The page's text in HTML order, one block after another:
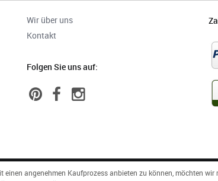
Wir über uns
Kontakt
Folgen Sie uns auf:
angenehmen Kaufprozess anbieten zu können, möchten